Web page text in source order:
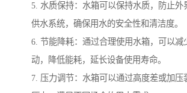
5. 水质保持：水箱可以保持水质，防止外
供水系统，确保用水的安全性和清洁度。
6. 节能降耗：通过合理使用水箱，可以减
动，降低能耗，延长设备使用寿命。
7. 压力调节：水箱可以通过高度差或加压